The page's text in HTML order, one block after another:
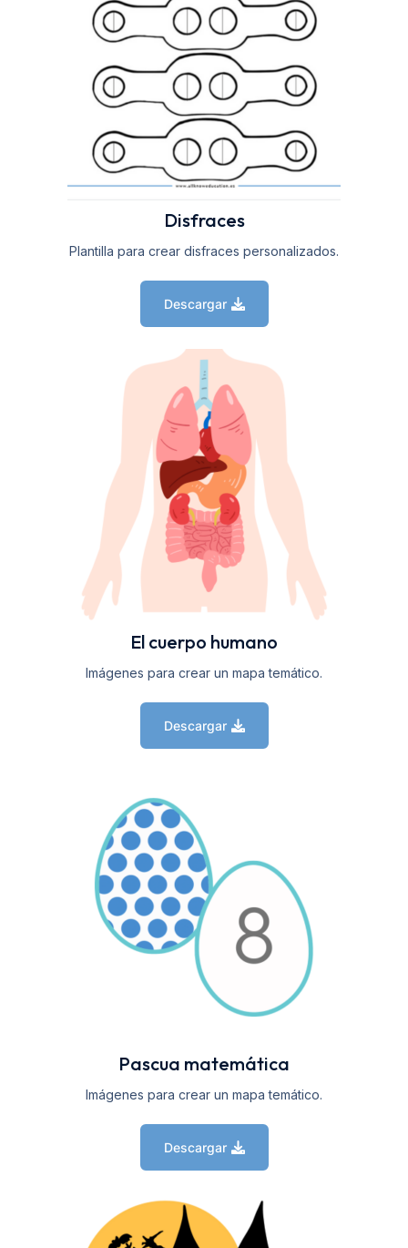
Disfraces
Plantilla para crear disfraces personalizados.
Descargar
El cuerpo humano
Imágenes para crear un mapa temático.
Descargar
Pascua matemática
Imágenes para crear un mapa temático.
Descargar